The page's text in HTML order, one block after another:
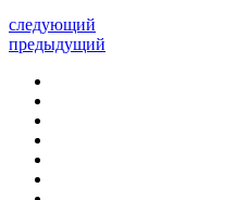
следующий
предыдущий